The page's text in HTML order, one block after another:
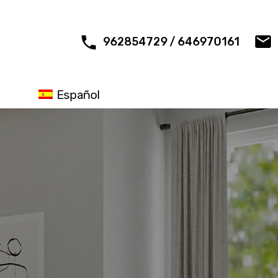
962854729 / 646970161
Español